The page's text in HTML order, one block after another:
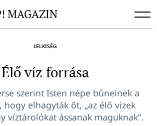
MAGAZIN
LELKISÉG
Élő víz forrása
szerint Isten népe bűneinek a
hogy elhagyták őt, „az élő vizek
víztárolókat ássanak maguknak”.